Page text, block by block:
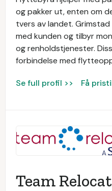
og pakker ut, enten om
tvers av landet.
med kunden og tilbyr
og renholdstjenester.
forbindelse med
Se full profil >> Få
Team